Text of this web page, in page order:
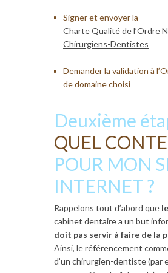
Signer et envoyer la
Charte Qualité de l’Ordre
Chirurgiens-Dentistes
Demander la validation à
de domaine choisi
Deuxième
QUEL
POUR MON
INTERNET ?
Rappelons tout d’abord que
cabinet dentaire a un but
doit pas servir à faire de la
Ainsi, le référencement
d’un chirurgien-dentiste (par